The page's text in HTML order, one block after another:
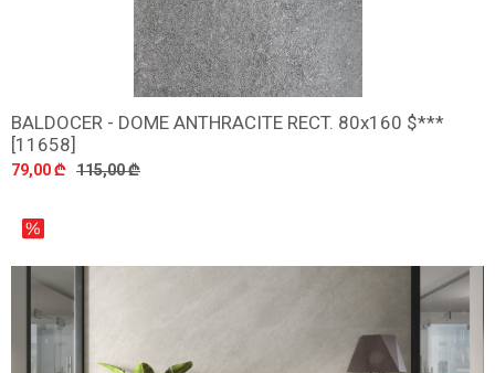
დამატება
BALDOCER - DOME ANTHRACITE RECT. 80x160 $***
[11658]
79,00 ₾ 115,00 ₾